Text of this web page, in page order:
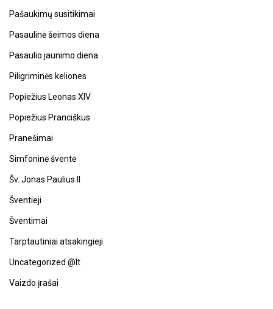
Pašaukimų susitikimai
Pasaulinė šeimos diena
Pasaulio jaunimo diena
Piligriminės keliones
Popiežius Leonas XIV
Popiežius Pranciškus
Pranešimai
Simfoninė šventė
Šv. Jonas Paulius II
Šventieji
Šventimai
Tarptautiniai atsakingieji
Uncategorized @lt
Vaizdo įrašai